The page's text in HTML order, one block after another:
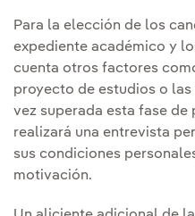
Para la elección de los
expediente académico y
cuenta otros factores
proyecto de estudios o
vez superada esta fase
realizará una entrevista
sus condiciones
motivación.